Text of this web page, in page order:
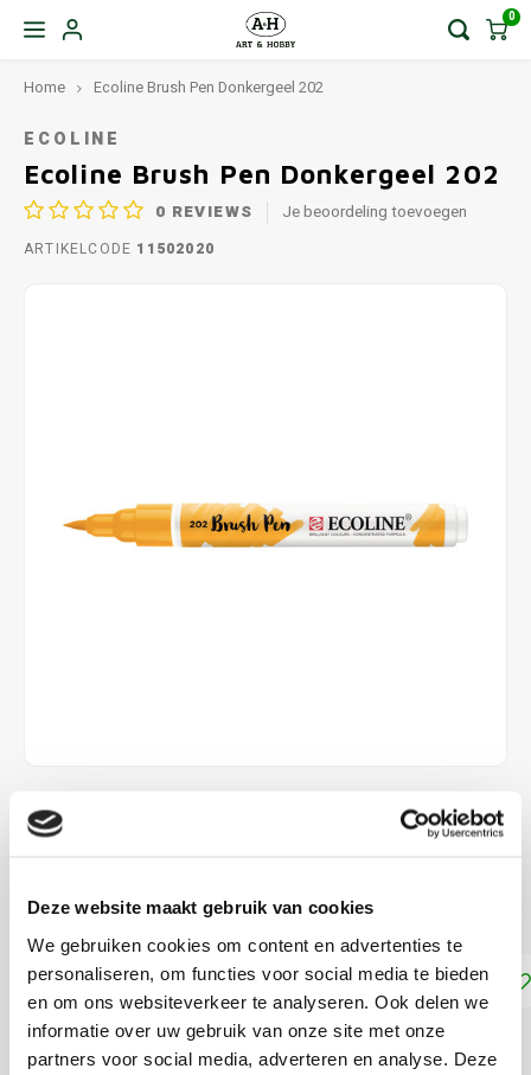
Deze website maakt gebruik van cookies
We gebruiken cookies om content en advertenties te
personaliseren, om functies voor social media te bieden
en om ons websiteverkeer te analyseren. Ook delen we
informatie over uw gebruik van onze site met onze
partners voor social media, adverteren en analyse. Deze
0
Home Ecoline Brush Pen Donkergeel 202
ECOLINE
Ecoline Brush Pen Donkergeel 202
0 REVIEWS Je beoordeling toevoegen
ARTIKELCODE 11502020
€3,10
Ecoline Brush Pen Donkergeel 202Lees meer
Toevoegen aan winkelwagen
DELEN: